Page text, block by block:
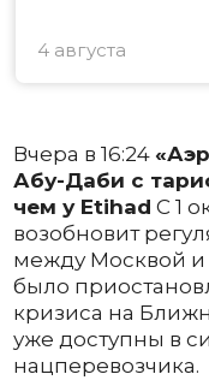
4 августа
Вчера в 16:24
Абу-Даби с
чем у Etihad С 1
возобновит
между Москвой и
было
кризиса на
уже доступны в
нацперевозчика.